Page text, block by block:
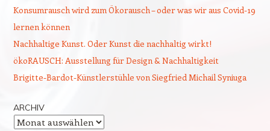
Konsumrausch wird zum Ökorausch – oder was wir aus Covid-19
lernen können
Nachhaltige Kunst. Oder Kunst die nachhaltig wirkt!
ökoRAUSCH: Ausstellung für Design & Nachhaltigkeit
Brigitte-Bardot-Künstlerstühle von Siegfried Michail Syniuga
ARCHIV
Archiv